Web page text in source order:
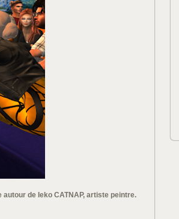
de Ieko CATNAP, artiste peintre.